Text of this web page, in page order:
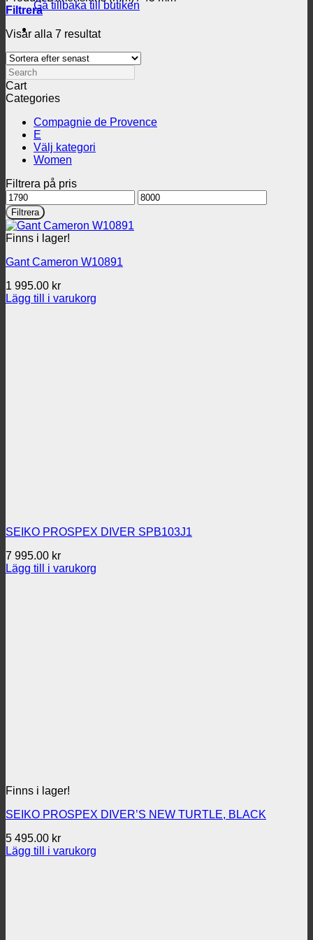
Gå tillbaka till butiken
Filtrera
Visar alla 7 resultatSortera
senaste
Search
Cart
Categories
Compagnie de Provence
E
Välj kategori
Women
Filtrera på pris
Min
pris
Max
pris
Filtrera
Finns i lager!
Gant Cameron W10891
1 995.00 kr
Lägg till i varukorg
SEIKO PROSPEX DIVER SPB103J1
7 995.00 kr
Lägg till i varukorg
Finns i lager!
SEIKO PROSPEX DIVER’S NEW TURTLE, BLACK
5 495.00 kr
Lägg till i varukorg